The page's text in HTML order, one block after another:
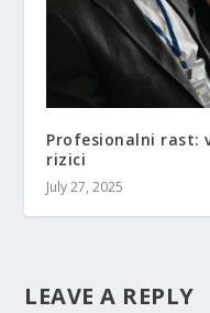
Profesionalni rast:
rizici
July 27, 2025
LEAVE A REPLY